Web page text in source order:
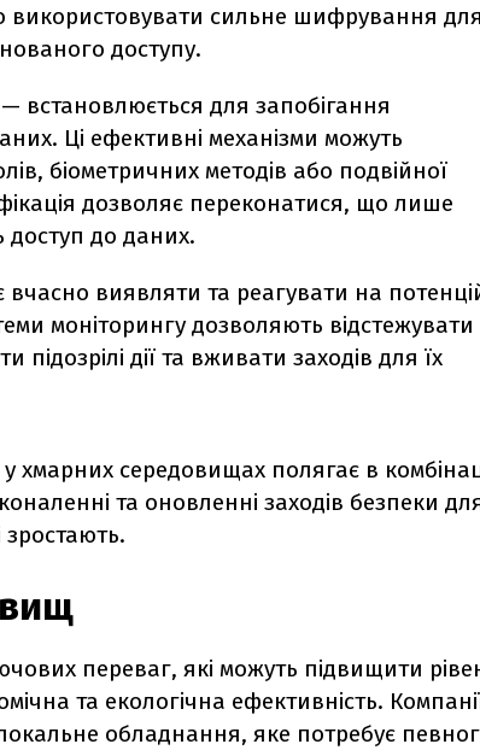
використовувати сильне шифрування для
доступу.
встановлюється для запобігання
Ці ефективні механізми можуть
біометричних методів або подвійної
дозволяє переконатися, що лише
доступ до даних.
виявляти та реагувати на
моніторингу дозволяють відстежувати
підозрілі дії та вживати заходів для їх
хмарних середовищах полягає в
та оновленні заходів безпеки
зростають.
переваг, які можуть підвищити
та екологічна ефективність.
обладнання, яке потребує